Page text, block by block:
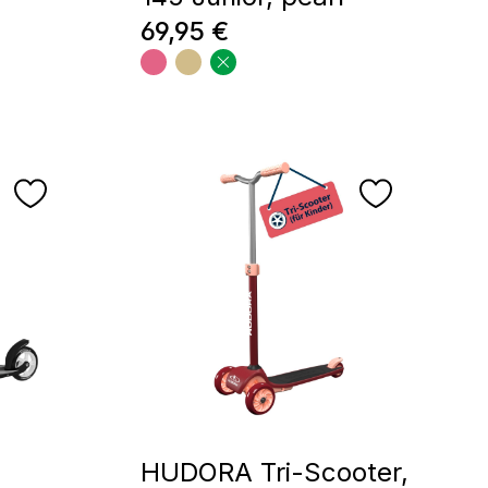
Regulärer Preis:
69,95 €
HUDORA Tri-Scooter,